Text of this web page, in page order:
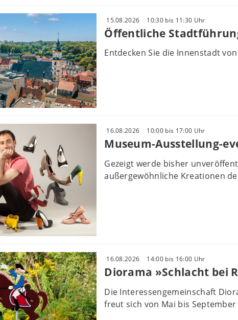
15.08.2026 10:30 bis 11:30 Uhr
Öffentliche
Entdecken Sie die Innenstadt
16.08.2026 10:00 bis 17:00 Uhr
Museum-Ausstellung-
Gezeigt werde bisher
außergewöhnliche Kreationen
16.08.2026 14:00 bis 16:00 Uhr
Diorama »Schlacht bei
Die Interessengemeinschaft
freut sich von Mai bis